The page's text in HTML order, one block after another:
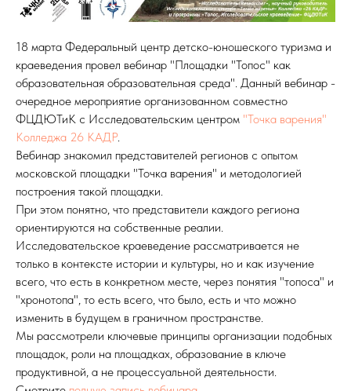
18 марта Федеральный центр детско-юношеского туризма и
краеведения провел вебинар "Площадки "Топос" как
образовательная образовательная среда". Данный вебинар -
очередное мероприятие организованном совместно
ФЦДЮТиК с Исследовательским центром "Точка варения"
Колледжа 26 КАДР.
Вебинар знакомил представителей регионов с опытом
московской площадки "Точка варения" и методологией
построения такой площадки.
При этом понятно, что представители каждого региона
ориентируются на собственные реалии.
Исследовательское краеведение рассматривается не
только в контексте истории и культуры, но и как изучение
всего, что есть в конкретном месте, через понятия "топоса" и
"хронотопа", то есть всего, что было, есть и что можно
изменить в будущем в граничном пространстве.
Мы рассмотрели ключевые принципы организации подобных
площадок, роли на площадках, образование в ключе
продуктивной, а не процессуальной деятельности.